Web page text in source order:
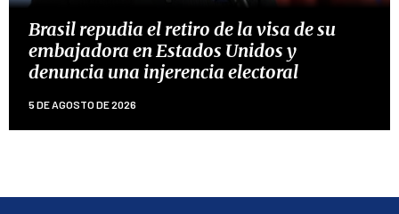
Brasil repudia el retiro de la visa de su
embajadora en Estados Unidos y
denuncia una injerencia electoral
5 DE AGOSTO DE 2026